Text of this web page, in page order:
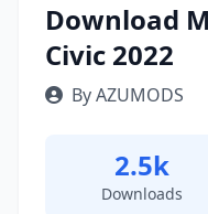
Download
Civic 2022
By AZUMODS
2.5k
Downloads